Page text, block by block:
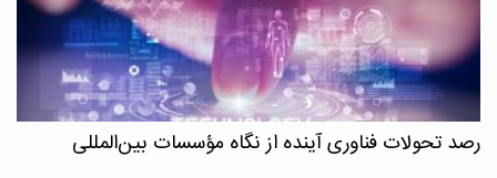
رصد تحولات فناوری آینده از نگاه مؤسسات بین‌المللی